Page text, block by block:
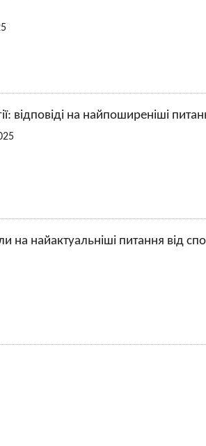
відповіді на найпоширеніші
на найактуальніші питання від